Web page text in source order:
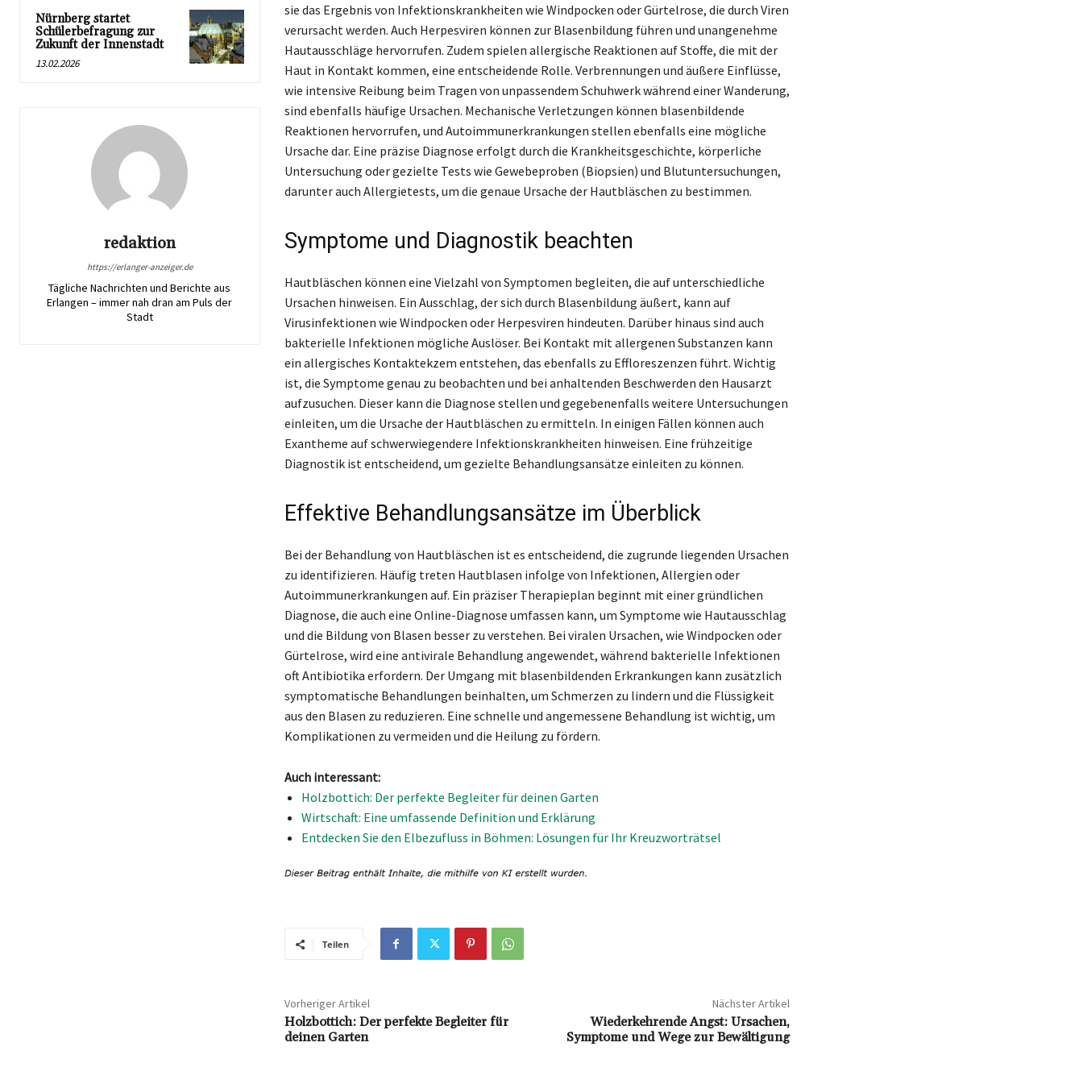
Nürnberg startet
Schülerbefragung zur
Zukunft der Innenstadt
13.02.2026
redaktion
https://erlanger-anzeiger.de
Tägliche Nachrichten und Berichte aus
Erlangen – immer nah dran am Puls der
Stadt
sie das Ergebnis von Infektionskrankheiten wie Windpocken oder Gürtelrose, die durch Viren
verursacht werden. Auch Herpesviren können zur Blasenbildung führen und unangenehme
Hautausschläge hervorrufen. Zudem spielen allergische Reaktionen auf Stoffe, die mit der
Haut in Kontakt kommen, eine entscheidende Rolle. Verbrennungen und äußere Einflüsse,
wie intensive Reibung beim Tragen von unpassendem Schuhwerk während einer Wanderung,
sind ebenfalls häufige Ursachen. Mechanische Verletzungen können blasenbildende
Reaktionen hervorrufen, und Autoimmunerkrankungen stellen ebenfalls eine mögliche
Ursache dar. Eine präzise Diagnose erfolgt durch die Krankheitsgeschichte, körperliche
Untersuchung oder gezielte Tests wie Gewebeproben (Biopsien) und Blutuntersuchungen,
darunter auch Allergietests, um die genaue Ursache der Hautbläschen zu bestimmen.
Symptome und Diagnostik beachten
Hautbläschen können eine Vielzahl von Symptomen begleiten, die auf unterschiedliche
Ursachen hinweisen. Ein Ausschlag, der sich durch Blasenbildung äußert, kann auf
Virusinfektionen wie Windpocken oder Herpesviren hindeuten. Darüber hinaus sind auch
bakterielle Infektionen mögliche Auslöser. Bei Kontakt mit allergenen Substanzen kann
ein allergisches Kontaktekzem entstehen, das ebenfalls zu Effloreszenzen führt. Wichtig
ist, die Symptome genau zu beobachten und bei anhaltenden Beschwerden den Hausarzt
aufzusuchen. Dieser kann die Diagnose stellen und gegebenenfalls weitere Untersuchungen
einleiten, um die Ursache der Hautbläschen zu ermitteln. In einigen Fällen können auch
Exantheme auf schwerwiegendere Infektionskrankheiten hinweisen. Eine frühzeitige
Diagnostik ist entscheidend, um gezielte Behandlungsansätze einleiten zu können.
Effektive Behandlungsansätze im Überblick
Bei der Behandlung von Hautbläschen ist es entscheidend, die zugrunde liegenden Ursachen
zu identifizieren. Häufig treten Hautblasen infolge von Infektionen, Allergien oder
Autoimmunerkrankungen auf. Ein präziser Therapieplan beginnt mit einer gründlichen
Diagnose, die auch eine Online-Diagnose umfassen kann, um Symptome wie Hautausschlag
und die Bildung von Blasen besser zu verstehen. Bei viralen Ursachen, wie Windpocken oder
Gürtelrose, wird eine antivirale Behandlung angewendet, während bakterielle Infektionen
oft Antibiotika erfordern. Der Umgang mit blasenbildenden Erkrankungen kann zusätzlich
symptomatische Behandlungen beinhalten, um Schmerzen zu lindern und die Flüssigkeit
aus den Blasen zu reduzieren. Eine schnelle und angemessene Behandlung ist wichtig, um
Komplikationen zu vermeiden und die Heilung zu fördern.
Auch interessant:
Holzbottich: Der perfekte Begleiter für deinen Garten
Wirtschaft: Eine umfassende Definition und Erklärung
Entdecken Sie den Elbezufluss in Böhmen: Lösungen für Ihr Kreuzworträtsel
Teilen
Vorheriger Artikel
Holzbottich: Der perfekte Begleiter für
deinen Garten
Nächster Artikel
Wiederkehrende Angst: Ursachen,
Symptome und Wege zur Bewältigung